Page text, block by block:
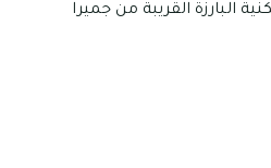
البارزة القريبة من جميرا